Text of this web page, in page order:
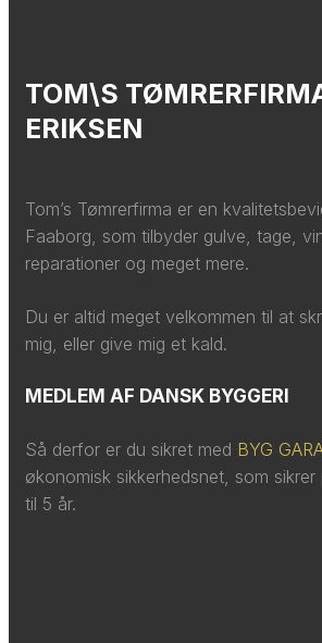
TOM\S
ERIKSEN
Tom’s Tømrerfirma er en
Faaborg, som tilbyder gulve, tage,
reparationer og meget mere.​​
​Du er altid meget velkommen til at
mig, eller give mig et kald.​
MEDLEM AF DANSK BYGGERI
Så derfor er du sikret med BYG
økonomisk sikkerhedsnet, som
til 5 år.